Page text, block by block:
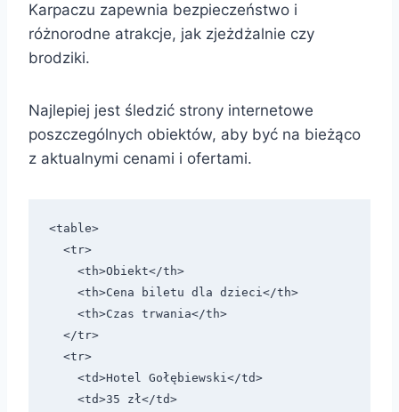
Karpaczu zapewnia bezpieczeństwo i
różnorodne atrakcje, jak zjeżdżalnie czy
brodziki.
Najlepiej jest śledzić strony internetowe
poszczególnych obiektów, aby być na bieżąco
z aktualnymi cenami i ofertami.
<table>